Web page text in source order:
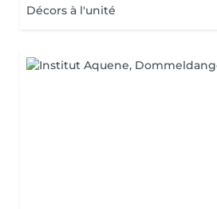
Décors à l'unité